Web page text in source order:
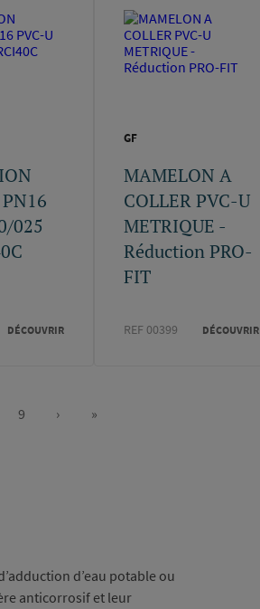
025
DÉCOUVRIR
GF
MAMELON A
COLLER PVC-U
METRIQUE -
Réduction PRO-
FIT
REF 00399 DÉCOUVRIR
Page
9
Page
›
Dernière
»
d’eau potable ou
anticorrosif et leur